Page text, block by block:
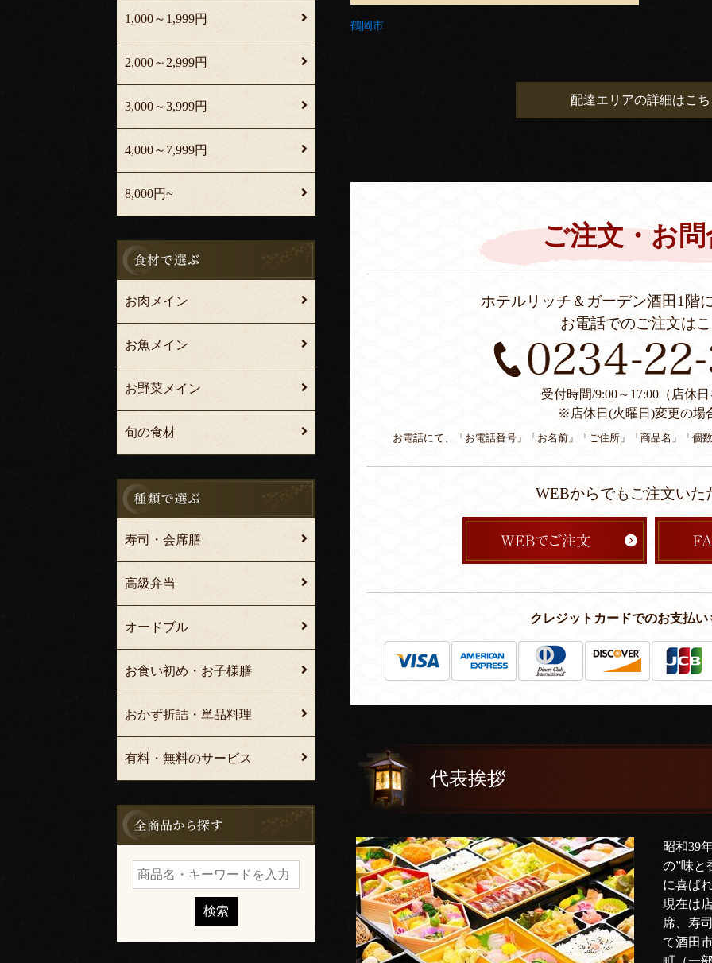
鶴岡市
配達エリアの詳細はこ
ご注文・お問
ホテルリッチ＆ガーデン酒田1階
お電話でのご注文は
受付時間/9:00～17:00（店休
※店休日(火曜日)変更の場
お電話にて、「お電話番号」「お名前」「ご住所」「商品名」「個
WEBからでもご注文いた
クレジットカードでのお支払い
代表挨拶
昭和39
の”味と
に喜ば
現在は
席、寿
て酒田
1,000～1,999円
2,000～2,999円
3,000～3,999円
4,000～7,999円
8,000円~
お肉メイン
お魚メイン
お野菜メイン
旬の食材
寿司・会席膳
高級弁当
オードブル
お食い初め・お子様膳
おかず折詰・単品料理
有料・無料のサービス